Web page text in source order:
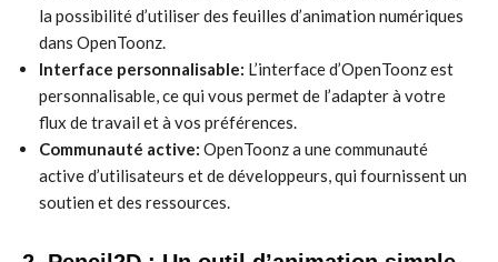
la possibilité d’utiliser des feuilles d’animation numériques
dans OpenToonz.
Interface personnalisable: L’interface d’OpenToonz est
personnalisable, ce qui vous permet de l’adapter à votre
flux de travail et à vos préférences.
Communauté active: OpenToonz a une communauté
active d’utilisateurs et de développeurs, qui fournissent un
soutien et des ressources.